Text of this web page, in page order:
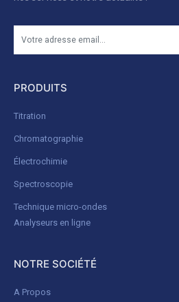
PRODUITS
Titration
Chromatographie
Électrochimie
Spectroscopie
Technique micro-ondes
Analyseurs en ligne
NOTRE SOCIÉTÉ
A Propos